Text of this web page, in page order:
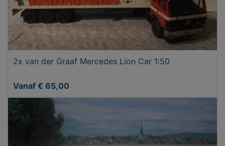
2x van der Graaf Mercedes Lion Car 1:50
Vanaf € 65,00